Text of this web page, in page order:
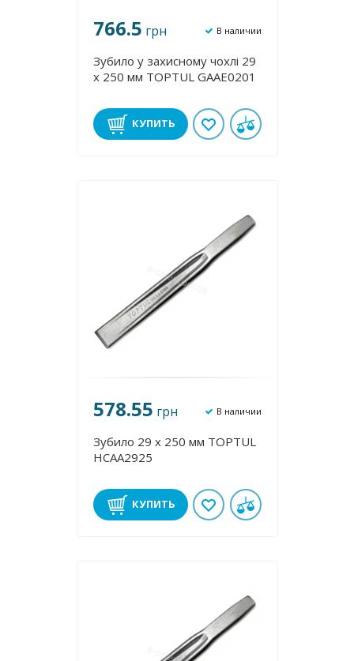
766.5 грн В наличии
Зубило у захисному чохлі 29
х 250 мм TOPTUL GAAE0201
КУПИТЬ
578.55 грн В наличии
Зубило 29 х 250 мм TOPTUL
HCAA2925
КУПИТЬ